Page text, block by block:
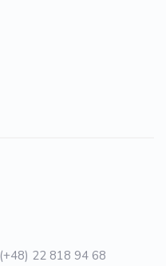
(+48) 22 818 94 68